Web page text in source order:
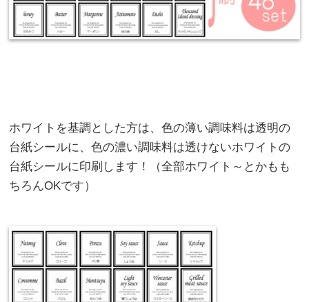
ホワイトを基調とした方は、色の薄い調味料は透明の
台紙シールに、色の濃い調味料は透けないホワイトの
台紙シールに印刷します！（全部ホワイト～とかもも
ちろんOKです）